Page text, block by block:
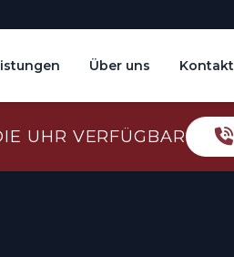
Über uns Kontakt
UHR VERFÜGBAR